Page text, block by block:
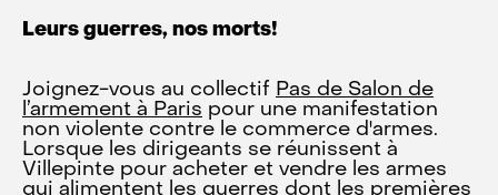
Leurs guerres, nos morts!
Joignez-vous au collectif Pas de Salon de
l’armement à Paris pour une manifestation
non violente contre le commerce d'armes.
Lorsque les dirigeants se réunissent à
Villepinte pour acheter et vendre les armes
qui alimentent les guerres dont les premières